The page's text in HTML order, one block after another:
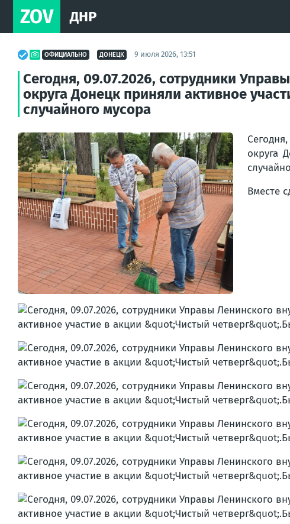
ZOV ДНР
ОФИЦИАЛЬНО ДОНЕЦК 9 июля 2026, 13:51
Сегодня, 09.07.2026, сотрудники
округа Донецк приняли активное
случайного мусора
округа
Вместе